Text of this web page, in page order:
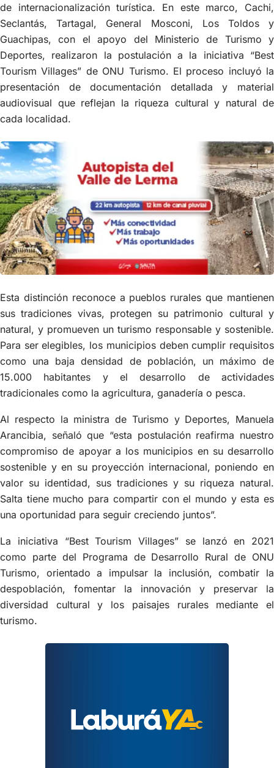
de internacionalización turística. En este marco, Cachi,
Seclantás, Tartagal, General Mosconi, Los Toldos y
Guachipas, con el apoyo del Ministerio de Turismo y
Deportes, realizaron la postulación a la iniciativa “Best
Tourism Villages” de ONU Turismo. El proceso incluyó la
presentación de documentación detallada y material
audiovisual que reflejan la riqueza cultural y natural de
cada localidad.
Esta distinción reconoce a pueblos rurales que mantienen
sus tradiciones vivas, protegen su patrimonio cultural y
natural, y promueven un turismo responsable y sostenible.
Para ser elegibles, los municipios deben cumplir requisitos
como una baja densidad de población, un máximo de
15.000 habitantes y el desarrollo de actividades
tradicionales como la agricultura, ganadería o pesca.
Al respecto la ministra de Turismo y Deportes, Manuela
Arancibia, señaló que “esta postulación reafirma nuestro
compromiso de apoyar a los municipios en su desarrollo
sostenible y en su proyección internacional, poniendo en
valor su identidad, sus tradiciones y su riqueza natural.
Salta tiene mucho para compartir con el mundo y esta es
una oportunidad para seguir creciendo juntos”.
La iniciativa “Best Tourism Villages” se lanzó en 2021
como parte del Programa de Desarrollo Rural de ONU
Turismo, orientado a impulsar la inclusión, combatir la
despoblación, fomentar la innovación y preservar la
diversidad cultural y los paisajes rurales mediante el
turismo.